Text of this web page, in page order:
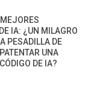
IA: ¿UN MILAGRO
PESADILLA DE
UNA
DE IA?